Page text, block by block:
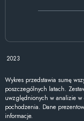
2023
Wykres przedstawia sumę
poszczególnych latach.
uwzględnionych w analizie w
pochodzenia. Dane
informacje.